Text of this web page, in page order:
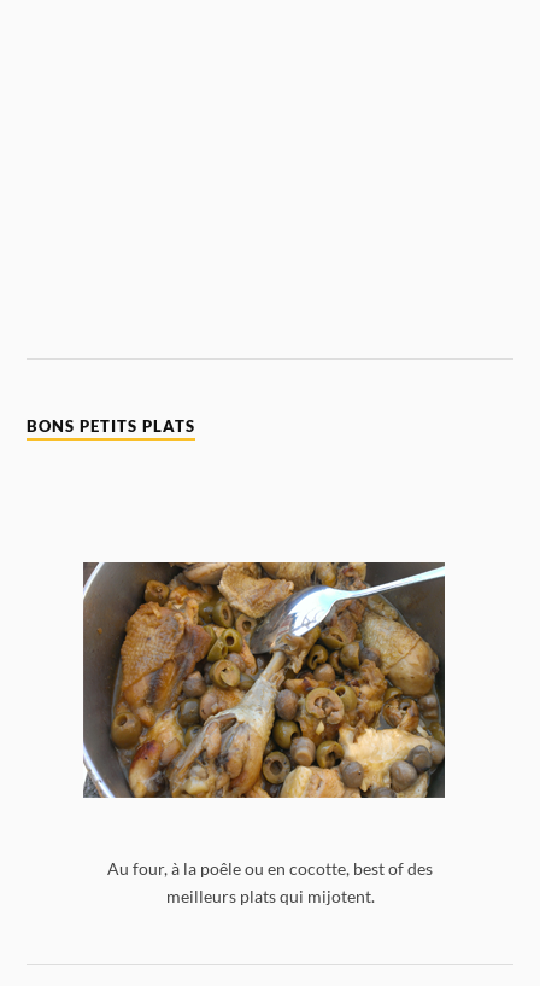
BONS PETITS PLATS
Au four, à la poêle ou en cocotte, best of des
meilleurs plats qui mijotent.